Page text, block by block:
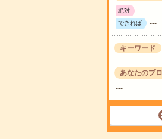
絶対 ---
できれば ---
キーワード
あなたのプ
---